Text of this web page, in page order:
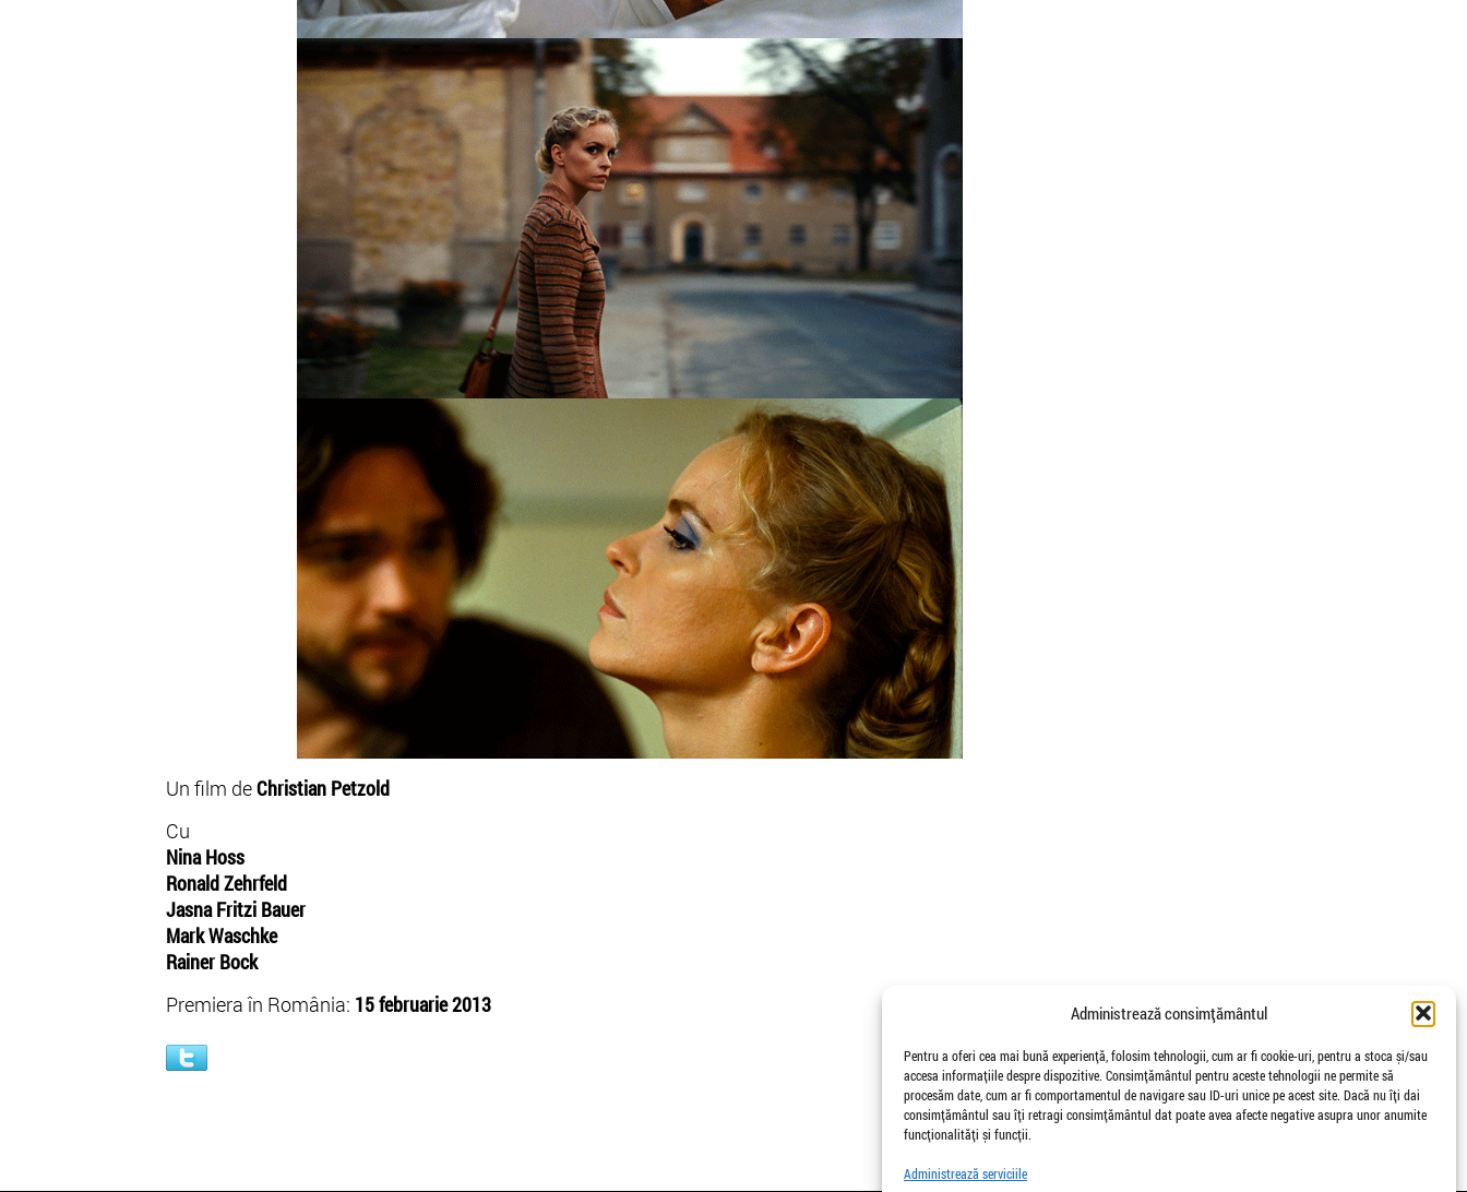
Administrează consimțământul
Pentru a oferi cea mai bună experiență, folosim tehnologii, cum ar fi cookie-uri, pentru a stoca și/sau
accesa informațiile despre dispozitive. Consimțământul pentru aceste tehnologii ne permite să
procesăm date, cum ar fi comportamentul de navigare sau ID-uri unice pe acest site. Dacă nu îți dai
consimțământul sau îți retragi consimțământul dat poate avea afecte negative asupra unor anumite
funcționalități și funcții.
Administrează serviciile
Un film deChristian Petzold
Cu
Nina Hoss
Ronald Zehrfeld
Jasna Fritzi Bauer
Mark Waschke
Rainer Bock
Premiera în România: 15 februarie 2013